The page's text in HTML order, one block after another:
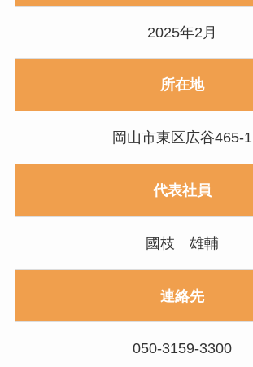
2025年2月
所在地
岡山市東区広谷465-1
代表社員
國枝 雄輔
連絡先
050-3159-3300